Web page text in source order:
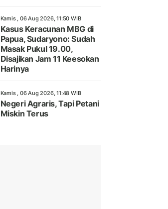
Kamis , 06 Aug 2026, 11:50 WIB
Kasus Keracunan MBG di
Papua, Sudaryono: Sudah
Masak Pukul 19.00,
Disajikan Jam 11 Keesokan
Harinya
Kamis , 06 Aug 2026, 11:48 WIB
Negeri Agraris, Tapi Petani
Miskin Terus